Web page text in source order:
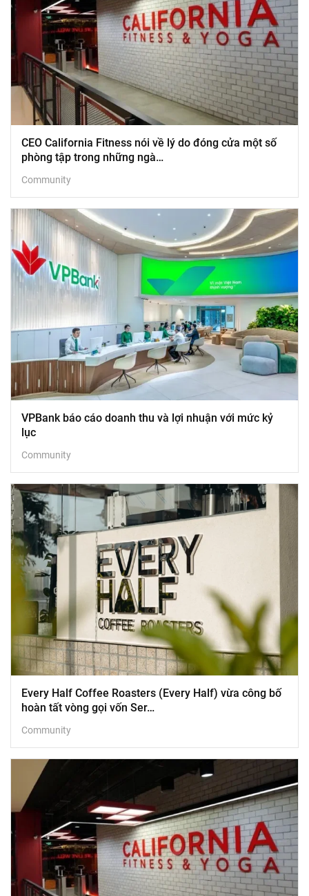
CEO California Fitness nói về lý do đóng cửa một số
phòng tập trong những ngà…
Community
VPBank báo cáo doanh thu và lợi nhuận với mức kỷ
lục
Community
Every Half Coffee Roasters (Every Half) vừa công bố
hoàn tất vòng gọi vốn Ser…
Community